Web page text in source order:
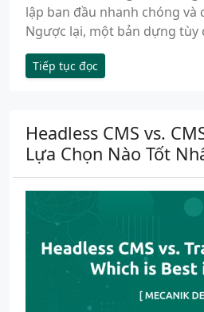
lập ban đầu nhanh chóng và
Ngược lại, một bản dựng tùy
Tiếp tục đọc
Headless CMS vs.
Lựa Chọn Nào Tốt